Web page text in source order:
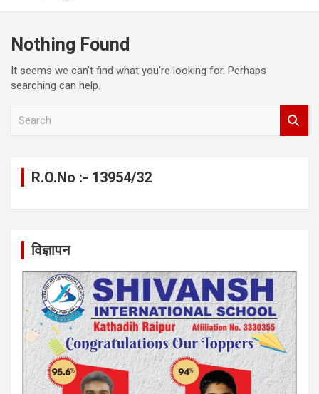
Nothing Found
It seems we can’t find what you’re looking for. Perhaps
searching can help.
R.O.No :- 13954/32
विज्ञापन